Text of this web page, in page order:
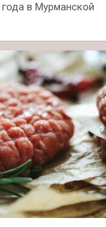
в Мурманской